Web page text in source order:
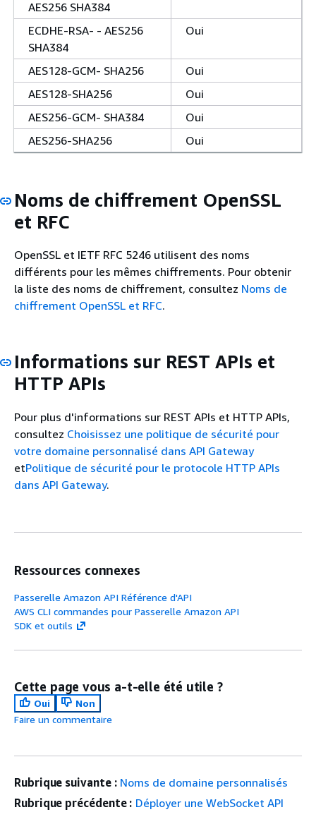
AES256 SHA384
ECDHE-RSA- - AES256
SHA384
Oui
AES128-GCM- SHA256
Oui
AES128-SHA256
Oui
AES256-GCM- SHA384
Oui
AES256-SHA256
Oui
Noms de chiffrement OpenSSL
et RFC
OpenSSL et IETF RFC 5246 utilisent des noms
différents pour les mêmes chiffrements. Pour obtenir
la liste des noms de chiffrement, consultez Noms de
chiffrement OpenSSL et RFC.
Informations sur REST APIs et
HTTP APIs
Pour plus d'informations sur REST APIs et HTTP APIs,
consultez Choisissez une politique de sécurité pour
votre domaine personnalisé dans API Gateway
etPolitique de sécurité pour le protocole HTTP APIs
dans API Gateway.
Ressources connexes
Passerelle Amazon API Référence d'API
AWS CLI commandes pour Passerelle Amazon API
SDK et outils
Cette page vous a-t-elle été utile ?
Oui
Non
Faire un commentaire
Rubrique suivante : Noms de domaine personnalisés
Rubrique précédente : Déployer une WebSocket API